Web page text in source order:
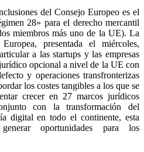
del Consejo Europeo es el
28» para el derecho mercantil
miembros más uno de la UE). La
presentada el miércoles,
a las startups y las empresas
opcional a nivel de la UE con
y operaciones transfronterizas
los costes tangibles a los que se
crecer en 27 marcos jurídicos
con la transformación del
digital en todo el continente, esta
oportunidades para los